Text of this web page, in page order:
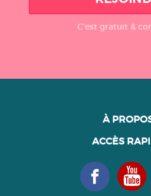
C'est gratuit &
À
ACCÈS